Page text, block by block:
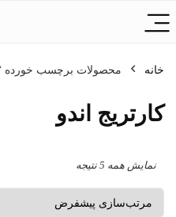
خانه محصولات برچسب خورده
کارتریج اندو
نمایش همه 5 نتیجه